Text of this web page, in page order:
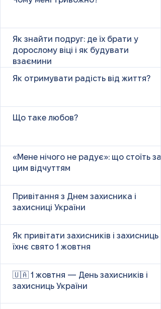
Як знайти подруг: де їх брати у
дорослому віці і як будувати
взаємини
Як отримувати радість від життя?
Що таке любов?
«Мене нічого не радує»: що стоїть за
цим відчуттям
Привітання з Днем захисника і
захисниці України
Як привітати захисників і захисниць у
їхнє свято 1 жовтня
🇺🇦 1 жовтня — День захисників і
захисниць України